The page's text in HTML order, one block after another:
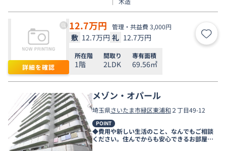
詳細を確認
12.7万円 管理・共益費 3,000円
敷 12.7万円 礼 12.7万円 お気
所在階
1階
間取り
2LDK
専有面積
69.56㎡
メゾン・オパール
埼玉県さいたま市緑区東浦和 ２丁目49-12
POINT
◆費用や新しい生活のこと、なんでもご相談
ください。住んでからも安心できるお部屋探
しをお手伝いします◆